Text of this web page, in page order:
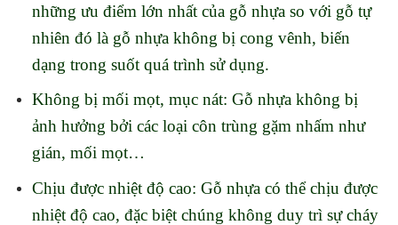
những ưu điểm lớn nhất của gỗ nhựa so với gỗ tự
nhiên đó là gỗ nhựa không bị cong vênh, biến
dạng trong suốt quá trình sử dụng.
Không bị mối mọt, mục nát: Gỗ nhựa không bị
ảnh hưởng bởi các loại côn trùng gặm nhấm như
gián, mối mọt…
Chịu được nhiệt độ cao: Gỗ nhựa có thể chịu được
nhiệt độ cao, đặc biệt chúng không duy trì sự cháy